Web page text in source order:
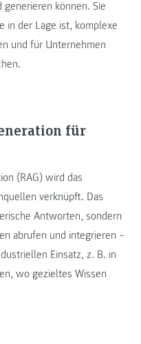
können. Sie
in der Lage ist, komplexe
und für Unternehmen
für
(RAG) wird das
verknüpft. Das
Antworten, sondern
abrufen und integrieren –
Einsatz, z. B. in
wo gezieltes Wissen